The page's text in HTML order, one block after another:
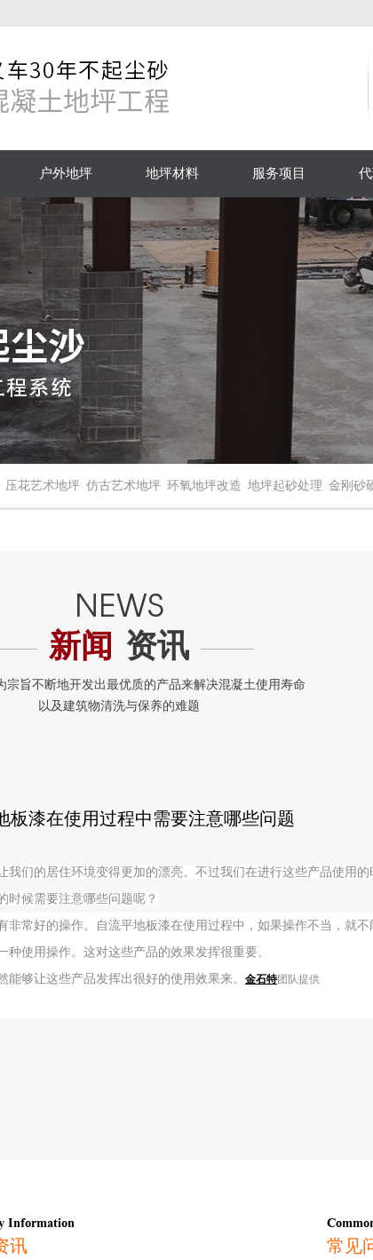
户外地坪 地坪材料 服务项目
压花艺术地坪 仿古艺术地坪 环氧地坪改造 地坪起砂处理 金刚砂
新闻 资讯
板漆在使用过程中需要注意哪些问题
们的居住环境变得更加的漂亮。不过我们在进行这些产品使用
时候需要注意哪些问题呢？
常好的操作。自流平地板漆在使用过程中，如果操作不当，就
使用操作。这对这些产品的效果发挥很重要。
够让这些产品发挥出很好的使用效果来。 金石特团队提供
Information
讯
常见